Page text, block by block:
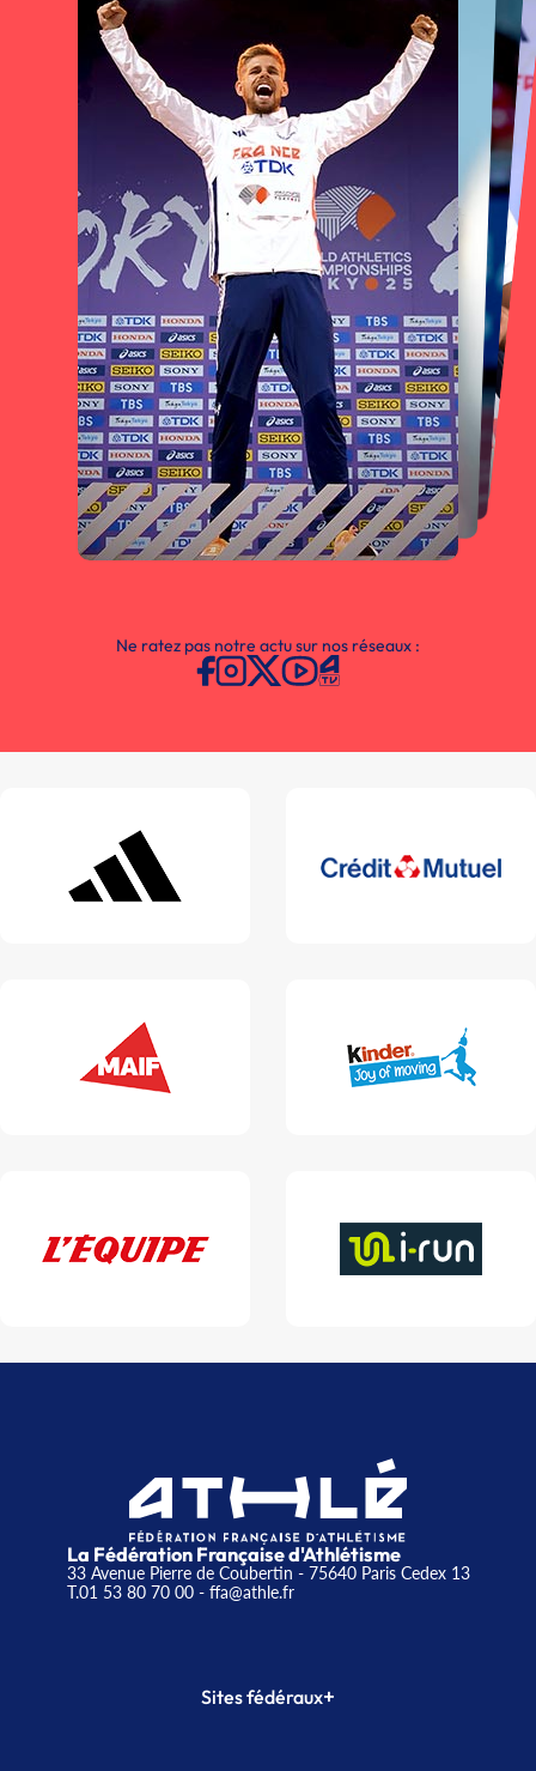
Ne ratez pas notre actu sur nos réseaux :
La Fédération Française d'Athlétisme
33 Avenue Pierre de Coubertin - 75640 Paris Cedex 13
T.01 53 80 70 00- ffa@athle.fr
Sites fédéraux+